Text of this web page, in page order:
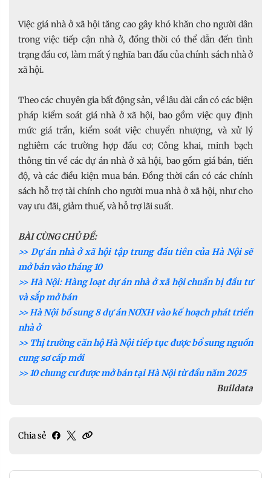
Việc giá nhà ở xã hội tăng cao gây khó khăn cho người dân
trong việc tiếp cận nhà ở, đồng thời có thể dẫn đến tình
trạng đầu cơ, làm mất ý nghĩa ban đầu của chính sách nhà ở
xã hội.
Theo các chuyên gia bất động sản, về lâu dài cần có các biện
pháp kiểm soát giá nhà ở xã hội, bao gồm việc quy định
mức giá trần, kiểm soát việc chuyển nhượng, và xử lý
nghiêm các trường hợp đầu cơ; Công khai, minh bạch
thông tin về các dự án nhà ở xã hội, bao gồm giá bán, tiến
độ, và các điều kiện mua bán. Đồng thời cần có các chính
sách hỗ trợ tài chính cho người mua nhà ở xã hội, như cho
vay ưu đãi, giảm thuế, và hỗ trợ lãi suất.
BÀI CÙNG CHỦ ĐỀ:
>> Dự án nhà ở xã hội tập trung đầu tiên của Hà Nội sẽ
mở bán vào tháng 10
>> Hà Nội: Hàng loạt dự án nhà ở xã hội chuẩn bị đầu tư
và sắp mở bán
>> Hà Nội bổ sung 8 dự án NƠXH vào kế hoạch phát triển
nhà ở
>> Thị trường căn hộ Hà Nội tiếp tục được bổ sung nguồn
cung sơ cấp mới
>> 10 chung cư được mở bán tại Hà Nội từ đầu năm 2025
Buildata
Chia sẻ